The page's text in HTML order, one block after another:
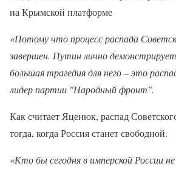
на Крымской платформе
«Потому что процесс распада
завершен. Путин лично
большая трагедия для него – это
лидер партии "Народный фронт".
Как считает Яценюк, распад
тогда, когда Россия станет свободной.
«Кто бы сегодня в имперской России